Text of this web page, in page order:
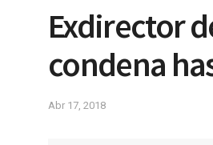
Exdirector
condena
Abr 17, 2018